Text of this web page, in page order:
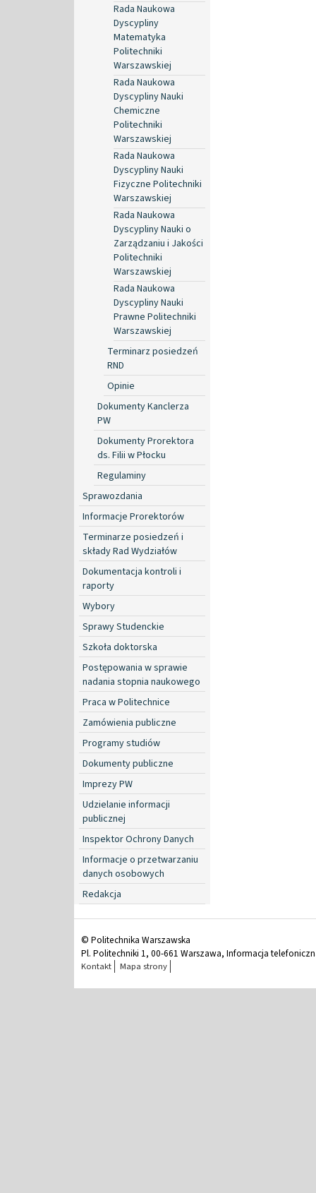
Rada Naukowa
Dyscypliny
Matematyka
Politechniki
Warszawskiej
Rada Naukowa
Dyscypliny Nauki
Chemiczne
Politechniki
Warszawskiej
Rada Naukowa
Dyscypliny Nauki
Fizyczne Politechniki
Warszawskiej
Rada Naukowa
Dyscypliny Nauki o
Zarządzaniu i Jakości
Politechniki
Warszawskiej
Rada Naukowa
Dyscypliny Nauki
Prawne Politechniki
Warszawskiej
Terminarz posiedzeń
RND
Opinie
Dokumenty Kanclerza
PW
Dokumenty Prorektora
ds. Filii w Płocku
Regulaminy
Sprawozdania
Informacje Prorektorów
Terminarze posiedzeń i
składy Rad Wydziałów
Dokumentacja kontroli i
raporty
Wybory
Sprawy Studenckie
Szkoła doktorska
Postępowania w sprawie
nadania stopnia naukowego
Praca w Politechnice
Zamówienia publiczne
Programy studiów
Dokumenty publiczne
Imprezy PW
Udzielanie informacji
publicznej
Inspektor Ochrony Danych
Informacje o przetwarzaniu
danych osobowych
Redakcja
© Politechnika Warszawska
Pl. Politechniki 1, 00-661 Warszawa, Informacja
Kontakt Mapa strony